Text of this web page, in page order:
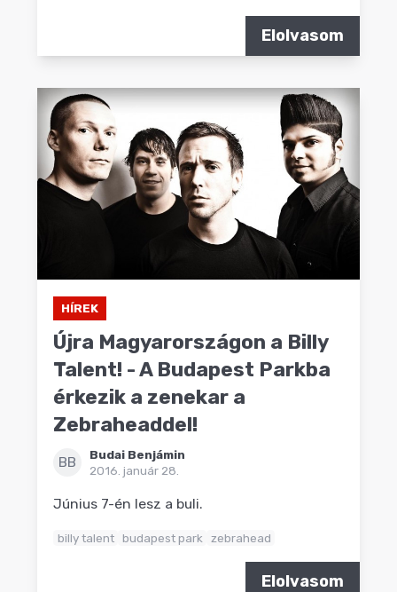
Elolvasom
HÍREK
Újra Magyarországon a Billy
Talent! - A Budapest Parkba
érkezik a zenekar a
Zebraheaddel!
BB
Budai Benjámin
2016. január 28.
Június 7-én lesz a buli.
billy talent budapest park zebrahead
Elolvasom